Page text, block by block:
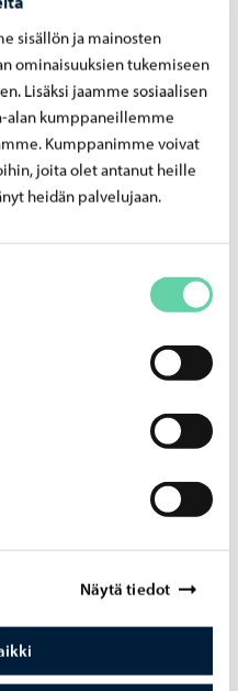
sisällön ja mainosten
ominaisuuksien tukemiseen
Lisäksi jaamme sosiaalisen
alan kumppaneillemme
Kumppanimme voivat
joita olet antanut heille
heidän palvelujaan.
Näytä tiedot
to­ril­la avau­tuu käyt­
ke­säk­si vä­liai­kai­nen